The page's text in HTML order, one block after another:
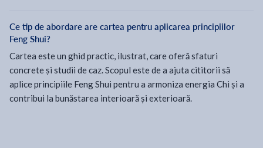
Ce tip de abordare are cartea pentru aplicarea principiilor
Feng Shui?
Cartea este un ghid practic, ilustrat, care oferă sfaturi
concrete și studii de caz. Scopul este de a ajuta cititorii să
aplice principiile Feng Shui pentru a armoniza energia Chi și a
contribui la bunăstarea interioară și exterioară.